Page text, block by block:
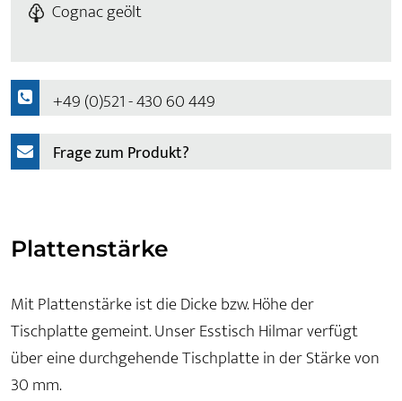
Cognac geölt
+49 (0)521 - 430 60 449
Frage zum Produkt?
Plattenstärke
Mit Plattenstärke ist die Dicke bzw. Höhe der
Tischplatte gemeint. Unser Esstisch Hilmar verfügt
über eine durchgehende Tischplatte in der Stärke von
30 mm.